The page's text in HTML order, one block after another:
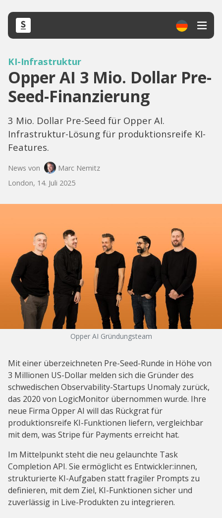
KI-Infrastruktur
Opper AI 3 Mio. Dollar Pre-
Seed-Finanzierung
3 Mio. Dollar Pre-Seed für Opper AI.
Infrastruktur-Lösung für produktionsreife KI-
Features.
News von
Marc Nemitz
London, 14. Juli 2025
Opper AI Gründungsteam
Mit einer überzeichneten Pre-Seed-Runde in Höhe von
3 Millionen US-Dollar melden sich die Gründer des
schwedischen Observability-Startups Unomaly zurück,
das 2020 von LogicMonitor übernommen wurde. Ihre
neue Firma Opper AI will das Rückgrat für
produktionsreife KI-Funktionen liefern, vergleichbar
mit dem, was Stripe für Payments erreicht hat.
Im Mittelpunkt steht die neu gelaunchte Task
Completion API. Sie ermöglicht es Entwickler:innen,
strukturierte KI-Aufgaben statt fragiler Prompts zu
definieren, mit dem Ziel, KI-Funktionen sicher und
zuverlässig in Live-Produkten zu integrieren.